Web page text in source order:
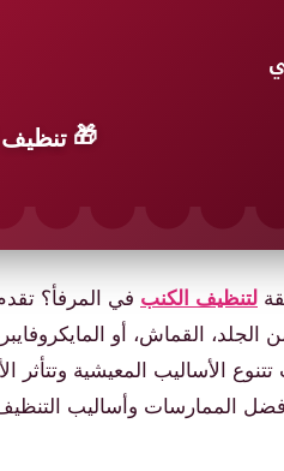
🎁
لتنظيف الكنب في المرفأ؟
القماش، أو
الأساليب المعيشية
الممارسات وأساليب